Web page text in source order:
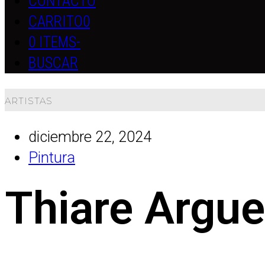
CARRITO0
0 ITEMS-
BUSCAR
ARTISTAS
diciembre 22, 2024
Pintura
Thiare